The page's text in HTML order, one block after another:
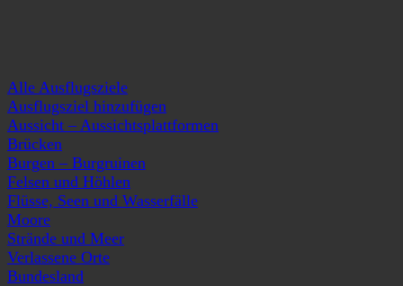
Alle Ausflugsziele
Ausflugsziel hinzufügen
Aussicht – Aussichtsplattformen
Brücken
Burgen – Burgruinen
Felsen und Höhlen
Flüsse, Seen und Wasserfälle
Moore
Strände und Meer
Verlassene Orte
Bundesland